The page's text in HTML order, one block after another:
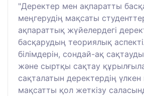
"Деректер мен ақпаратты
меңгерудің мақсаты
ақпараттық жүйелердегі
басқарудың теориялық
білімдерін, сондай-ақ
және сыртқы сақтау
сақталатын деректердің үлкен
мақсатты қол жеткізу